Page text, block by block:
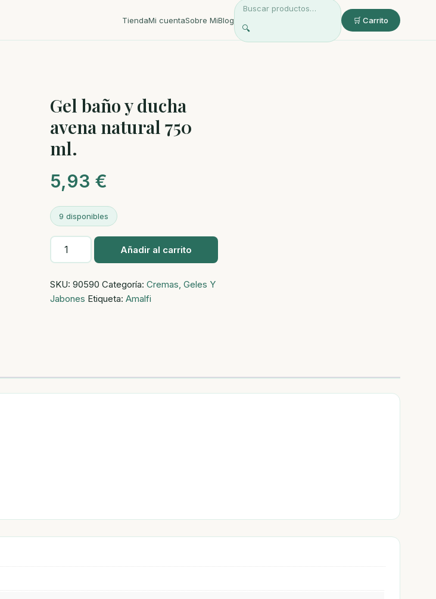
TiendaMi cuentaSobre MiBlog
🔍
🛒 Carrito
Gel baño y ducha
avena natural 750
ml.
5,93 €
9 disponibles
Gel
baño
ducha
avena
Añadir al carrito
SKU: 90590 Categoría: Cremas, Geles Y
Jabones Etiqueta: Amalfi